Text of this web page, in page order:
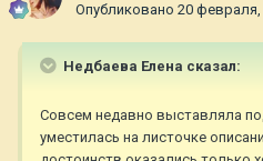
Опубликовано 20 февраля,
Недбаева Елена сказал:
Совсем недавно выставляла
уместилась на листочке